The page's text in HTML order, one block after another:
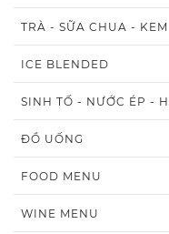
TRÀ - SỮA CHUA - KEM
ICE BLENDED
SINH TỐ - NƯỚC ÉP -
ĐỒ UỐNG
FOOD MENU
WINE MENU